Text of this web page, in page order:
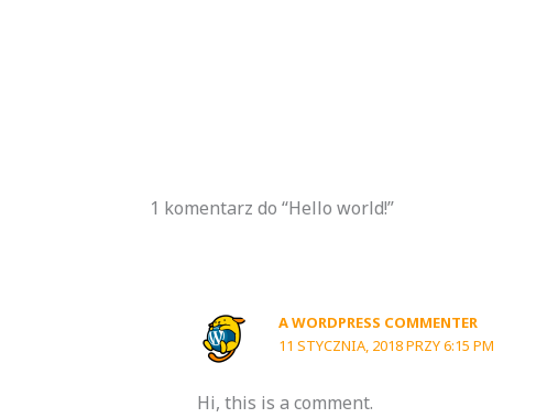
1 komentarz do “Hello world!”
A WORDPRESS COMMENTER
11 STYCZNIA, 2018 PRZY 6:15 PM
Hi, this is a comment.